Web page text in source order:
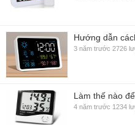
Hướng dẫn
3 năm trước 2726
Làm thế nào
4 năm trước 1234